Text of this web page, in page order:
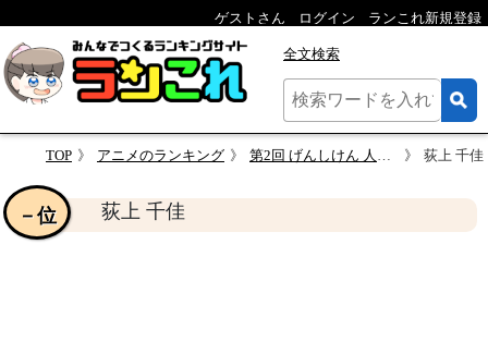
ゲストさん ログイン ランこれ新規登録
全文検索
TOP アニメのランキング 第2回 げんしけん 人気キャラクター投票 荻上 千佳
荻上 千佳
－位